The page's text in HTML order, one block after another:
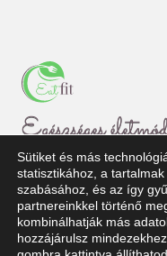
Egészséges
mindennapokban
F
a
T
i
Sütiket és más
statisztikához, a
szabásához, és az így
partnereinkkel történő
kombinálhatják más
hozzájárulsz